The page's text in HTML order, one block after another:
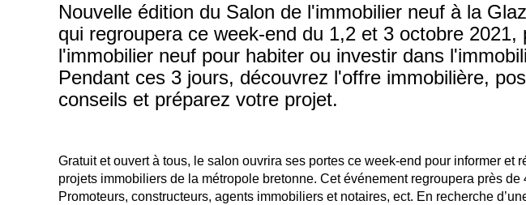
Nouvelle édition du Salon de l'immobilier neuf à la
qui regroupera ce week-end du 1,2 et 3 octobre
l'immobilier neuf pour habiter ou investir dans
Pendant ces 3 jours, découvrez l'offre immobilière,
conseils et préparez votre projet.
Gratuit et ouvert à tous, le salon ouvrira ses portes ce week-end pour informer et
projets immobiliers de la métropole bretonne. Cet événement regroupera près
Promoteurs, constructeurs, agents immobiliers et notaires, ect. En recherche